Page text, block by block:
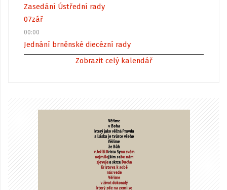
Zasedání Ústřední rady
07zář
00:00
Jednání brněnské diecézní rady
Zobrazit celý kalendář